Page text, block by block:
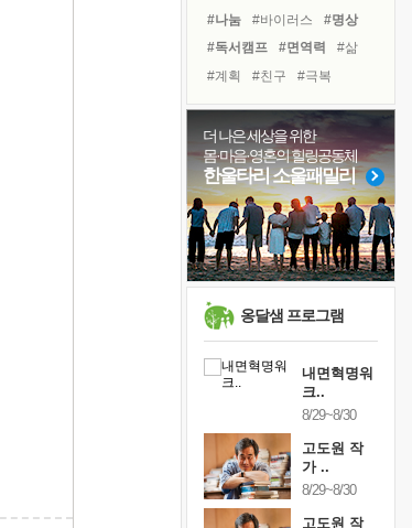
슬럼프
보고 싶은 어머니
유년 시절의 부산 영도 바다
못된 꼰대들
너무 황홀한 꽃들이여!
희망이란
'모른다'는 것
귀를 열고 마음을 내어주고
#나눔 #바이러스
#명상
#독서캠프
#면역력
#삶
#계획
#친구
#극복
#다짐
#도움
#위기
#독서
#힐링
#사람
#건강
#희망
#경험
#유튜브
#리더
#아이들
#선택
더 나은 세상을 위한
몸·마음·영혼의 힐링공동체
한울타리 소울패밀리
옹달샘 프로그램
내면혁명워
크..
8/29~8/30
고도원 작
가 ..
8/29~8/30
고도원 작